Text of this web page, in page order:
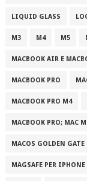
LIQUID GLASS
M3 M4 M5
MACBOOK AIR E
MACBOOK PRO
MACBOOK PRO M4
MACBOOK PRO; MAC
MACOS GOLDEN GATE
MAGSAFE PER